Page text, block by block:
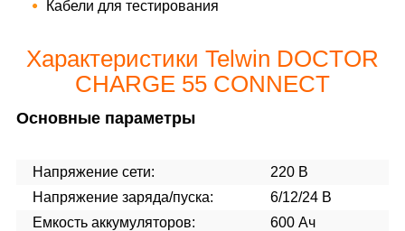
Кабели для тестирования
Характеристики Telwin DOCTOR
CHARGE 55 CONNECT
Основные параметры
Напряжение сети:
220 В
Напряжение заряда/пуска:
6/12/24 В
Емкость аккумуляторов:
600 Ач